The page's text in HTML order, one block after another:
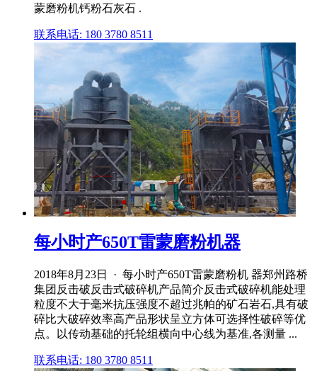
蒙磨粉机钙粉石灰石 .
联系电话: 180 3780 8511
每小时产650T雷蒙磨粉机器
2018年8月23日 · 每小时产650T雷蒙磨粉机 器郑州路桥
集团反击破反击式破碎机产品简介反击式破碎机能处理
粒度不大于毫米抗压强度不超过兆帕的矿石岩石,具有破
碎比大破碎效率高产品形状呈立方体可选择性破碎等优
点。以传动基础的托轮组横向中心线为基准,各测量 ...
联系电话: 180 3780 8511